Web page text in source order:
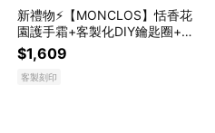
新禮物⚡【MONCLOS】恬香花
園護手霜+客製化DIY鑰匙圈+空
間噴霧組（四款掛飾擇一+客製
英文字母）贈禮物袋
$1,609
客製刻印